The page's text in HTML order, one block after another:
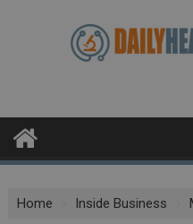
Home Inside Business